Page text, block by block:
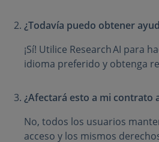
¿Todavía puedo obtener
¡Sí! Utilice Research AI para
idioma preferido y obtenga
¿Afectará esto a mi contrato
No, todos los usuarios
acceso y los mismos